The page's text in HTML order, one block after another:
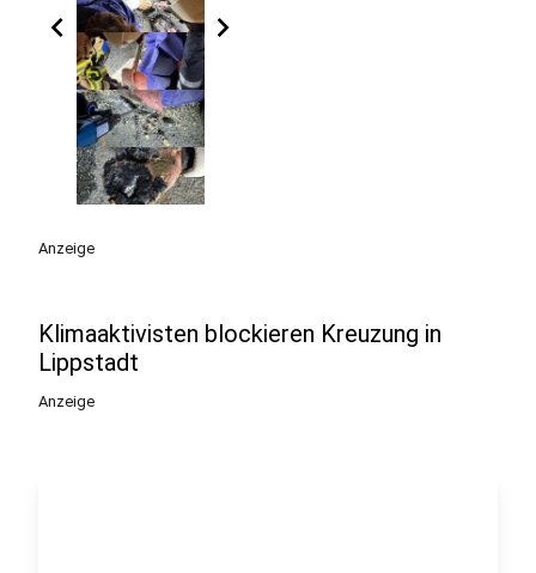
chevron_left chevron_right
Anzeige
Klimaaktivisten blockieren Kreuzung in
Lippstadt
Anzeige